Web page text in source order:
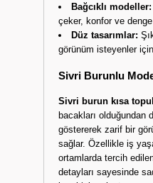
Bağcıklı modeller:
çeker, konfor ve
Düz tasarımlar:
görünüm isteyenler
Sivri Burunlu
Sivri burun kısa
bacakları olduğundan
göstererek zarif bir
sağlar. Özellikle iş
ortamlarda tercih
detayları sayesinde